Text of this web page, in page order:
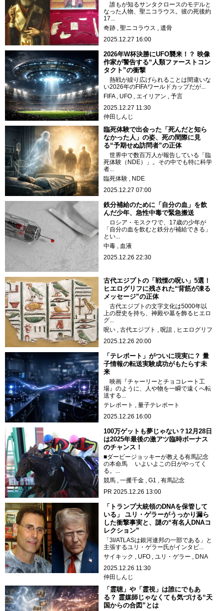
誰もが知るサンタクロースのモデルと
なった人物、聖ニコラウス。彼の死後約
17...
奇跡
聖ニコラウス
遺骨
2025.12.27 16:00
2026年W杯決勝にUFO襲来！？ 映像
作家が警告する“人類ファーストコン
タクト”の衝撃
熱戦が繰り広げられることは間違いな
い2026年のFIFAワールドカップだが...
FIFA
UFO エイリアン
予言
2025.12.27 11:30
仲田しんじ
臨死体験で出会った「死んだと知ら
なかった人」の姿、死の間際に見
る“予期せぬ訪問者”の正体
世界中で数百万人が報告している「臨
死体験（NDE）」。その中でも特に科学
者...
臨死体験
NDE
2025.12.27 07:00
鉄分補給のために「自分の血」を飲
んだ少年、急性中毒で緊急搬送
ロシア・モスクワで、17歳の少年が
「自分の血を飲むと鉄分が補給できる」
とい...
中毒
血液
2025.12.26 22:30
古代エジプトの「戦慄の呪い」5選！
ヒエログリフに残された“背筋が凍る
メッセージ”の正体
古代エジプトの文字文化は5000年以
上の歴史を持ち、神殿や墓を飾るヒエロ
グ...
呪い
古代エジプト 呪詛
ヒエログリフ
2025.12.26 20:00
「テレポート」がついに現実に？ 量
子情報の転送実験成功がもたらす未
来
映画『チャーリーとチョコレート工
場』のように、人や物を一瞬で遠くへ転
送する...
テレポート
量子テレポート
2025.12.26 16:00
100万ゲットも夢じゃない？12月28日
は2025年最後の激アツ臨時ボーナス
のチャンス！
■ダービージョッキーが教える有馬記念
の本命馬 いよいよこの日がやってく
る。...
競馬
一攫千金 G1
有馬記念
PR 2025.12.26 13:00
「トランプ大統領のDNAを保管して
いる」 ユリ・ゲラーがうっかり漏ら
した衝撃事実と、謎の“有名人DNAコ
レクション”
「3I/ATLASは銀河連邦の一部である」と
主張するユリ・ゲラー氏がインタビ...
サイキック
UFO ユリ・ゲラー
DNA
2025.12.26 11:30
仲田しんじ
「霊聴」や「霊視」は誰にでもあ
る？ 霊媒師じゃなくても気づける“天
国からの合図”とは